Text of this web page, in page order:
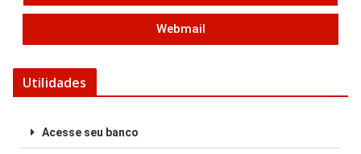
Webmail
Utilidades
Acesse seu banco